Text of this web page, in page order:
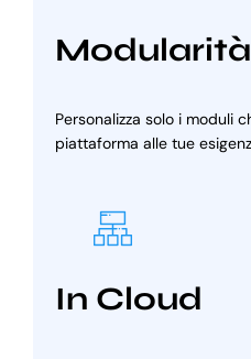
Personalizza solo i moduli
piattaforma alle tue
In Cloud